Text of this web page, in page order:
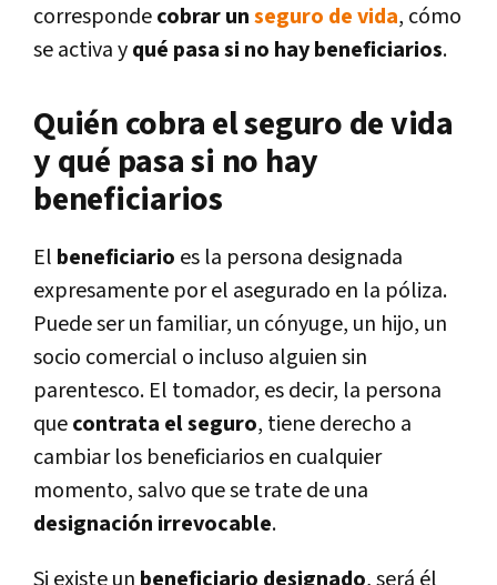
correspondecobrar unseguro de vida, cómo
se activa yqué pasa si no hay beneficiarios.
Quién cobra el seguro de vida
y qué pasa si no hay
beneficiarios
El beneficiario es la persona designada
expresamente por el asegurado en la póliza.
Puede ser un familiar, un cónyuge, un hijo, un
socio comercial o incluso alguien sin
parentesco. El tomador, es decir, la persona
quecontrata el seguro, tiene derecho a
cambiar los beneficiarios en cualquier
momento, salvo que se trate de una
designación irrevocable.